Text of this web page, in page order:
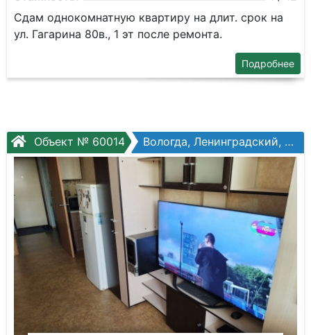
Сдам однокомнатную квартиру на длит. срок на
ул. Гагарина 80в., 1 эт после ремонта.
Подробнее
Объект № 60014 Вологда, Ленинградский, Окружное шоссе, №26а